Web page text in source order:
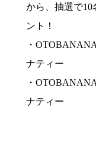
から、抽選で
ント！
・
ナティー
・
ナティー